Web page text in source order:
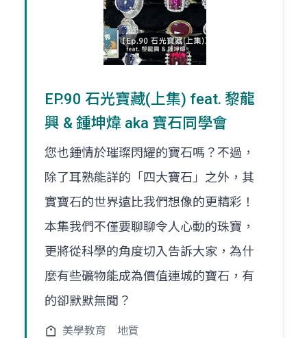
EP.90 石光寶藏(上集) feat. 黎龍
興 & 鍾坤煒 aka 寶石同學會
您也鍾情於璀璨閃耀的寶石嗎？不過，
除了耳熟能詳的「四大寶石」之外，其
實寶石的世界遠比我們想像的更精彩！
本集我們不僅要聊聊令人心動的珠寶，
更將從科學的角度切入告訴大家，為什
麼有些礦物能成為價值連城的寶石，有
的卻默默無聞？
美學教育 地質